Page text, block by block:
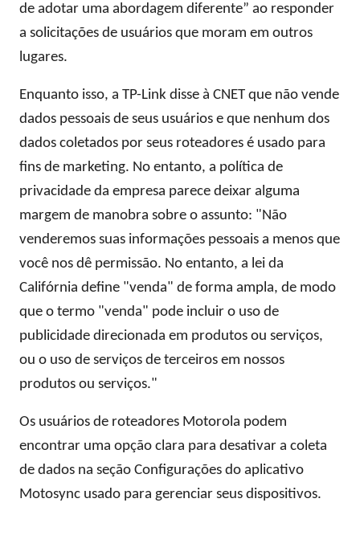
de adotar uma abordagem diferente” ao responder
a solicitações de usuários que moram em outros
lugares.
Enquanto isso, a TP-Link disse à CNET que não vende
dados pessoais de seus usuários e que nenhum dos
dados coletados por seus roteadores é usado para
fins de marketing. No entanto, a política de
privacidade da empresa parece deixar alguma
margem de manobra sobre o assunto: "Não
venderemos suas informações pessoais a menos que
você nos dê permissão. No entanto, a lei da
Califórnia define "venda" de forma ampla, de modo
que o termo "venda" pode incluir o uso de
publicidade direcionada em produtos ou serviços,
ou o uso de serviços de terceiros em nossos
produtos ou serviços."
Os usuários de roteadores Motorola podem
encontrar uma opção clara para desativar a coleta
de dados na seção Configurações do aplicativo
Motosync usado para gerenciar seus dispositivos.